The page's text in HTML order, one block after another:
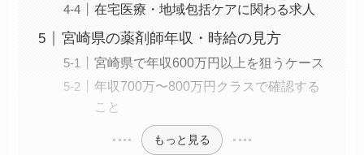
在宅医療・地域包括ケアに関わる求人
宮崎県の薬剤師年収・時給の見方
宮崎県で年収600万円以上を狙うケース
年収700万〜800万円クラスで確認する
こと
もっと見る